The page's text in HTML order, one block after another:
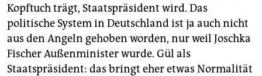
abo
genossenschaft
epaper login
Kopftuch trägt, Staatspräsident wird. Das
politische System in Deutschland ist ja auch nicht
aus den Angeln gehoben worden, nur weil Joschka
Fischer Außenminister wurde. Gül als
Staatspräsident: das bringt eher etwas Normalität